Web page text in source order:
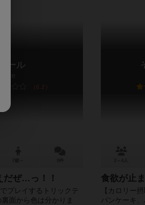
ール
6.2
ぜ…っ！！
プレイするトリックテ
面から色は分かりま
食欲が止
【カロリー
パンケーキ